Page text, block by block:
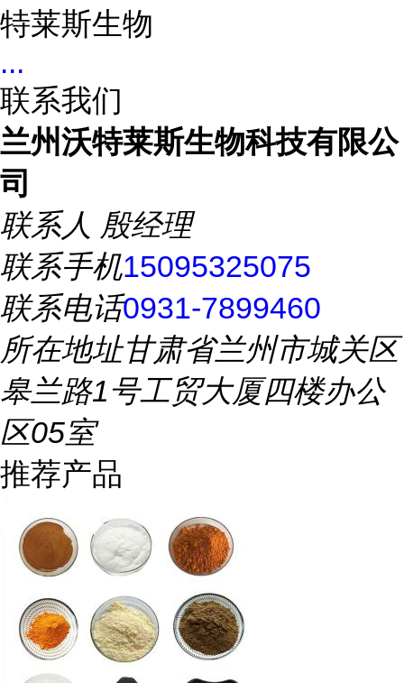
特莱斯生物
...
联系我们
兰州沃特莱斯生物科技有限公
司
联系人 殷经理
联系手机15095325075
联系电话0931-7899460
所在地址甘肃省兰州市城关区
皋兰路1号工贸大厦四楼办公
区05室
推荐产品